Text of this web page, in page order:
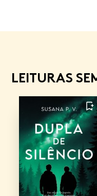
LEITURAS
FAVORITO